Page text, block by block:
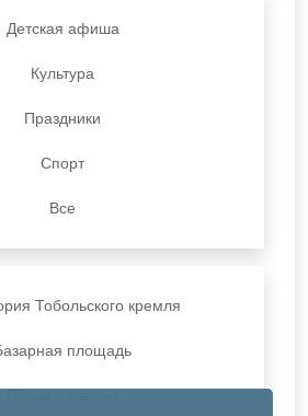
Детская афиша
Культура
Праздники
Спорт
Все
Тобольского кремля
площадь